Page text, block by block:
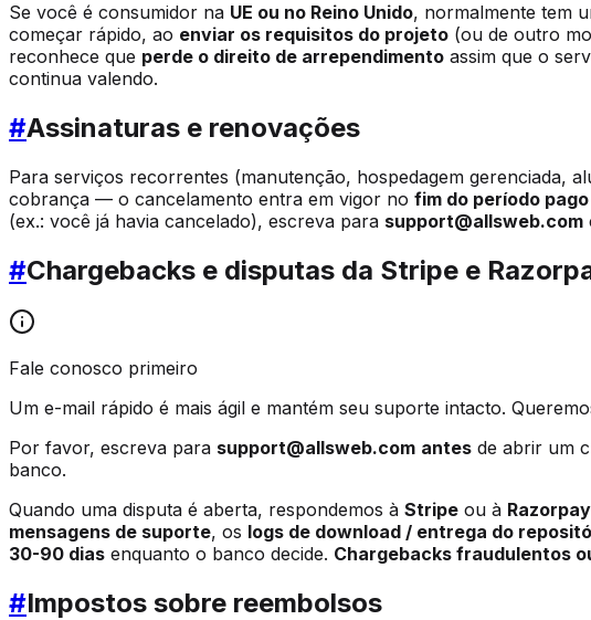
Se você é consumidor na UE ou no Reino Unido, normalmente tem
começar rápido, ao enviar os requisitos do projeto (ou de outro
reconhece que perde o direito de arrependimento assim que o
continua valendo.
#Assinaturas e renovações
Para serviços recorrentes (manutenção, hospedagem gerenciada,
cobrança — o cancelamento entra em vigor no fim do período
(ex.: você já havia cancelado), escreva para support@allsweb.com
#Chargebacks e disputas da Stripe e
Fale conosco primeiro
Um e-mail rápido é mais ágil e mantém seu suporte intacto.
Por favor, escreva para support@allsweb.com antes de abrir um
banco.
Quando uma disputa é aberta, respondemos à Stripe ou à Razorpay
mensagens de suporte, os logs de download / entrega do
30-90 dias enquanto o banco decide. Chargebacks fraudulentos
#Impostos sobre reembolsos